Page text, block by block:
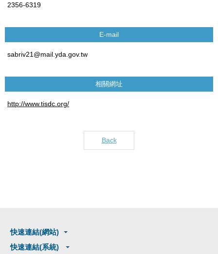
2356-6319
E-mail
sabriv21@mail.yda.gov.tw
相關網址
http://www.tisdc.org/
Back
快速連結(網站)
快速連結(系統)